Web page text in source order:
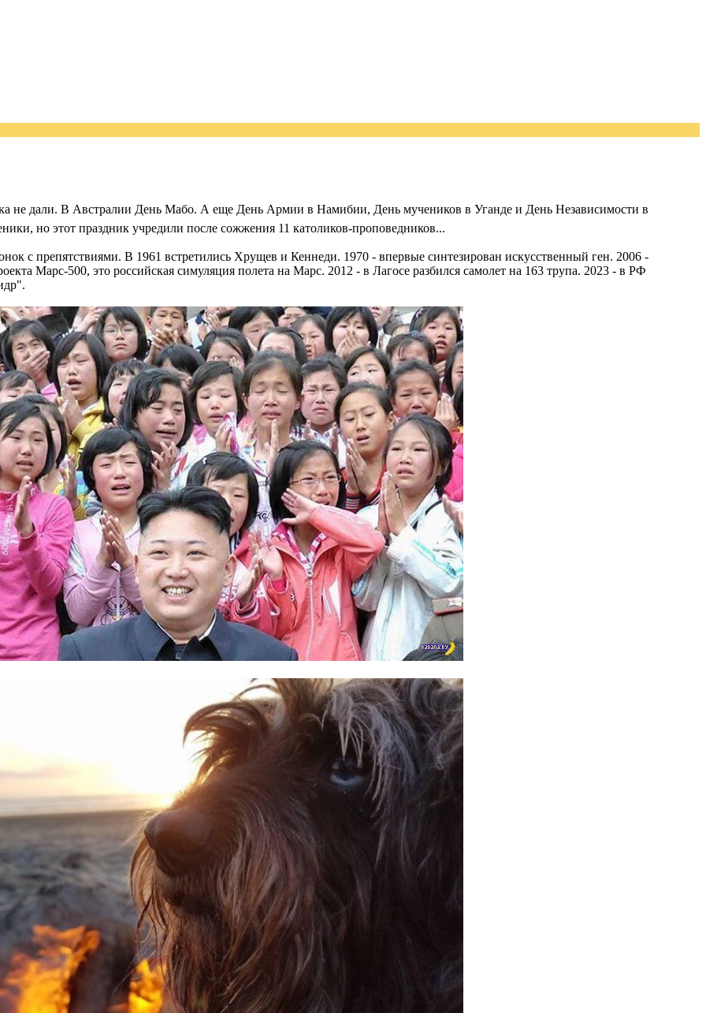
не дали. В Австралии День Мабо. А еще День Армии в Намибии, День мучеников в Уганде и День Независимости в
но этот праздник учредили после сожжения 11 католиков-проповедников...
с препятствиями. В 1961 встретились Хрущев и Кеннеди. 1970 - впервые синтезирован искусственный ген. 2006 -
Марс-500, это российская симуляция полета на Марс. 2012 - в Лагосе разбился самолет на 163 трупа. 2023 - в РФ